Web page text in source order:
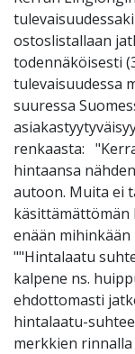
ostoslistallaan
todennäköisesti
suuressa
renkaasta:
hintaansa
autoon. Muita ei
käsittämättömän
enään
""Hintalaatu
kalpene ns.
ehdottomasti
hintalaatu-
merkkien